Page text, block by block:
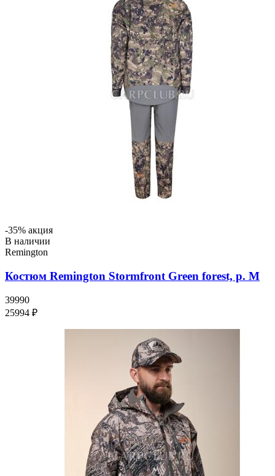
-35% акция
В наличии
Remington
Костюм Remington Stormfront Green forest, р. M
39990
25994 ₽